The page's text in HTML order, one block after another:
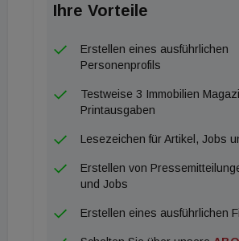
Ihre Vorteile
Erstellen eines ausführlichen
Personenprofils
Testweise 3 Immobilien
Printausgaben
Lesezeichen für Artikel, Jobs
Erstellen von
und Jobs
Erstellen eines ausführlichen